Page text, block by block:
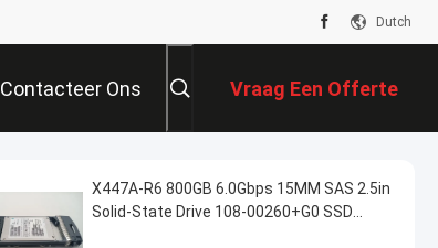
Dutch
Contacteer Ons Vraag Een Offerte
Aan
X447A-R6 800GB 6.0Gbps 15MM SAS 2.5in
Solid-State Drive 108-00260+G0 SSD